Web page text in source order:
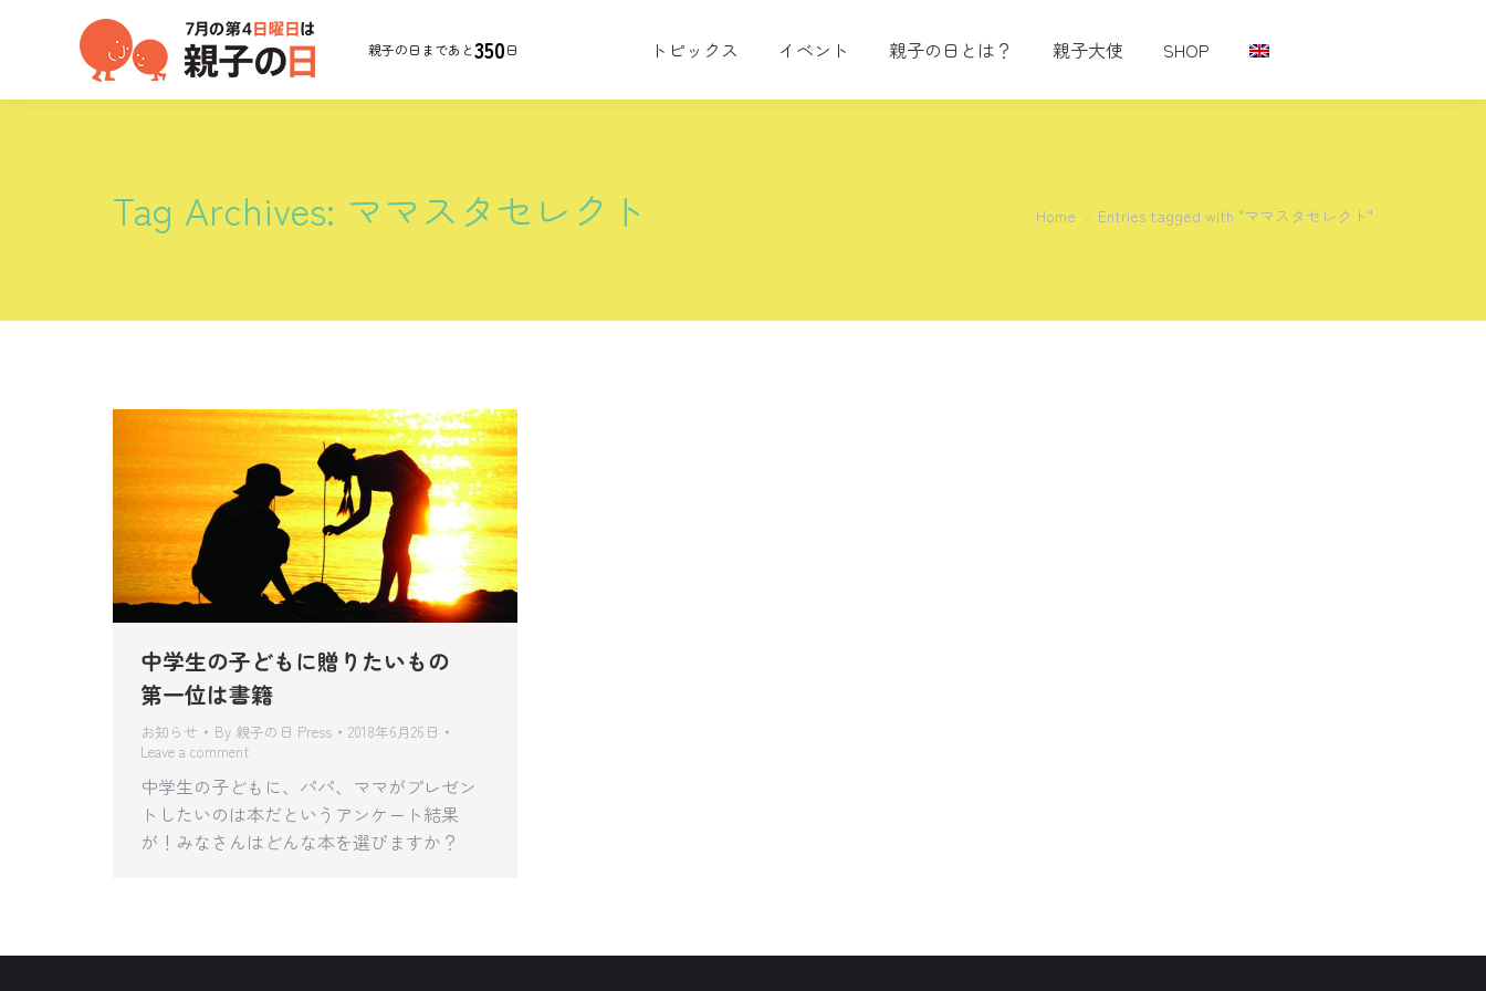
親子の日まであと350日 トピックス イベント 親子の日とは？ 親子大使 SHOP
Tag Archives: ママスタセレクト You are here:
Home Entries tagged with "ママスタセレクト"
中学生の子どもに贈りたいもの
第一位は書籍
お知らせ By 親子の日 Press
2018年6月26日
Leave a comment
中学生の子どもに、パパ、ママがプレゼン
トしたいのは本だというアンケート結果
が！みなさんはどんな本を選びますか？